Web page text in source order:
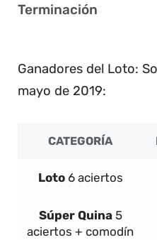
Terminación
Ganadores del Loto:
mayo de 2019:
CATEGORÍA
Loto 6 aciertos
Súper Quina 5
aciertos + comodín